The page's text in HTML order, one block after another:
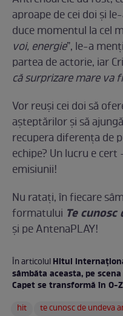
aproape de cei doi și
duce momentul la cel
voi, energie”, le-a
partea de actorie, iar
că surprizare mare va
Vor reuși cei doi să
așteptărilor și să
recupera diferența de
echipe? Un lucru e
emisiunii!
Nu ratați, în fiecare
formatului Te
și pe AntenaPLAY!
În articolulHitul
sâmbăta aceasta, pe
Capet se transformă în O-
hit
te cunosc de undeva